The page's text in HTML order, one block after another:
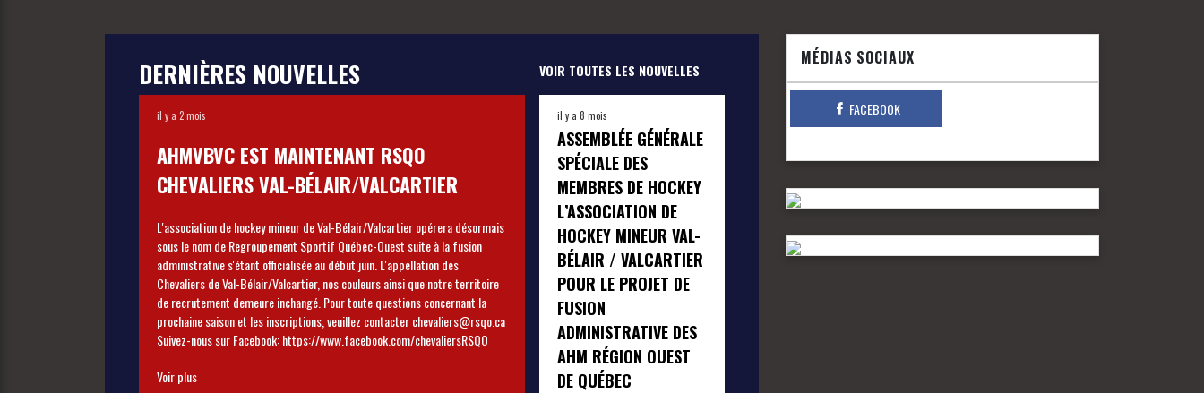
DERNIÈRES NOUVELLES
il y a 2 mois
AHMVBVC EST MAINTENANT RSQO
CHEVALIERS VAL-BÉLAIR/VALCARTIER
L'association de hockey mineur de Val-Bélair/Valcartier opérera désormais
sous le nom de Regroupement Sportif Québec-Ouest suite à la fusion
administrative s'étant officialisée au début juin. L'appellation des
Chevaliers de Val-Bélair/Valcartier, nos couleurs ainsi que notre territoire
de recrutement demeure inchangé. Pour toute questions concernant la
prochaine saison et les inscriptions, veuillez contacter chevaliers@rsqo.ca
Suivez-nous sur Facebook: https://www.facebook.com/chevaliersRSQO
Voir plus
VOIR TOUTES LES NOUVELLES
il y a 8 mois
ASSEMBLÉE GÉNÉRALE
SPÉCIALE DES
MEMBRES DE HOCKEY
L’ASSOCIATION DE
HOCKEY MINEUR VAL-
BÉLAIR / VALCARTIER
POUR LE PROJET DE
FUSION
ADMINISTRATIVE DES
AHM RÉGION OUEST
DE QUÉBEC
MÉDIAS SOCIAUX
FACEBOOK